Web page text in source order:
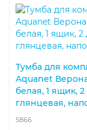
Тумба для
Aquanet
белая, 1 ящик,
глянцевая,
5866